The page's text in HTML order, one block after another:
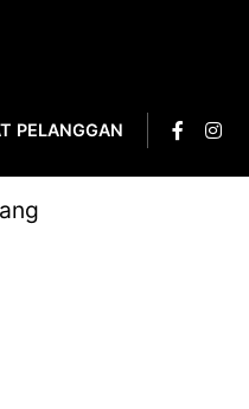
PELANGGAN